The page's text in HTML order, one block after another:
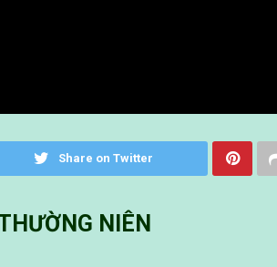
Share on Twitter
NIÊN